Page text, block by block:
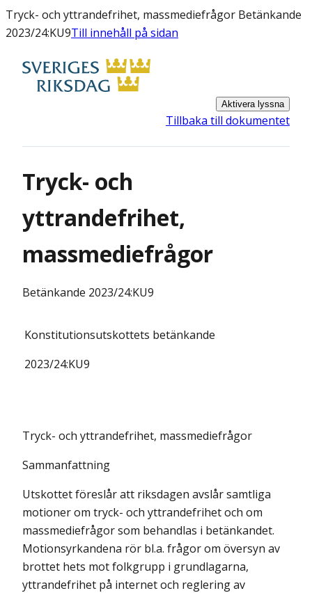
Tryck- och yttrandefrihet, massmediefrågor Betänkande
2023/24:KU9Till innehåll på sidan
Aktivera lyssna
Tillbaka till dokumentet
Tryck- och
yttrandefrihet,
massmediefrågor
Betänkande 2023/24:KU9
Konstitutionsutskottets betänkande
2023/24:KU9
Tryck- och yttrandefrihet, massmediefrågor
Sammanfattning
Utskottet föreslår att riksdagen avslår samtliga
motioner om tryck- och yttrandefrihet och om
massmediefrågor som behandlas i betänkandet.
Motionsyrkandena rör bl.a. frågor om översyn av
brottet hets mot folkgrupp i grundlagarna,
yttrandefrihet på internet och reglering av